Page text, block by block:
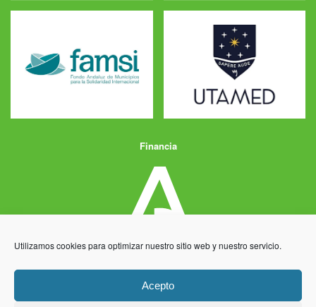
Utilizamos cookies para optimizar nuestro sitio web y nuestro servicio.
Acepto
Financia